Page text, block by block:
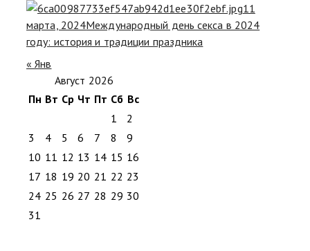
11
марта, 2024Международный день секса в 2024
году: история и традиции праздника
« Янв
Август 2026
Пн Вт Ср Чт Пт Сб Вс
1
2
3
4 5 6 7 8
9
10 11 12 13 14 15 16
17 18 19 20 21 22 23
24 25 26 27 28 29 30
31